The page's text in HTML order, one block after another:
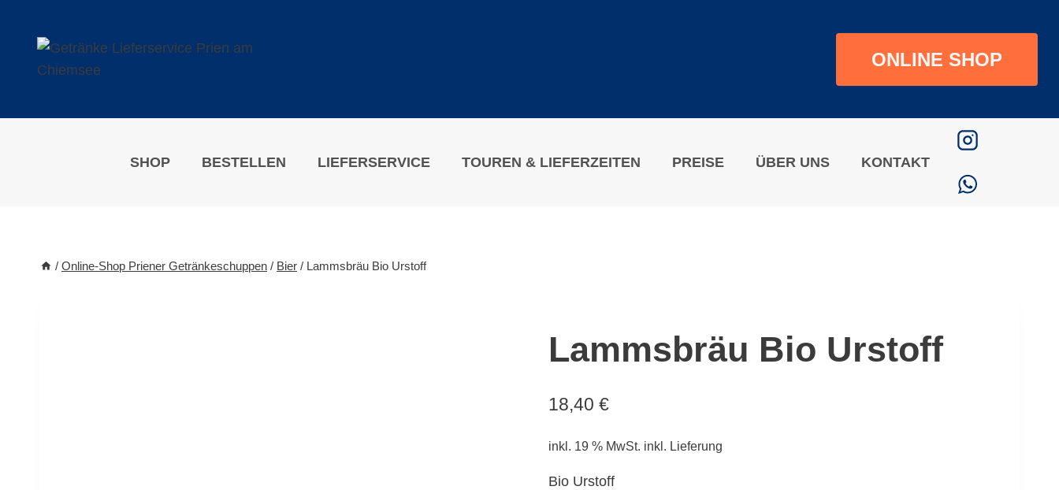
springen
ONLINE SHOP
SHOP BESTELLEN LIEFERSERVICE TOUREN & LIEFERZEITEN PREISE ÜBER UNS KONTAKT
/ Online-Shop Priener Getränkeschuppen / Bier / Lammsbräu Bio Urstoff
Lammsbräu Bio Urstoff
18,40 €
inkl. 19 % MwSt. inkl. Lieferung
Bio Urstoff